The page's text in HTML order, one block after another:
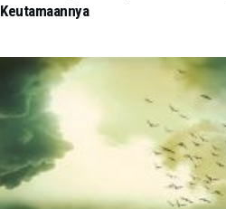
Keutamaannya